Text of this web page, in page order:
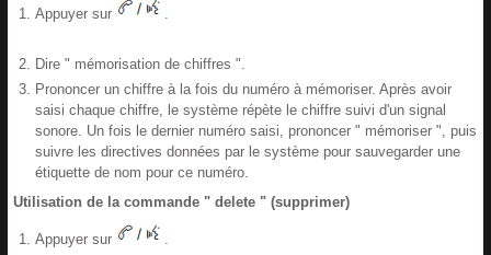
Appuyer sur .
Dire " mémorisation de chiffres ".
Prononcer un chiffre à la fois du numéro à mémoriser. Après avoir
saisi chaque chiffre, le système répète le chiffre suivi d'un signal
sonore. Un fois le dernier numéro saisi, prononcer " mémoriser ", puis
suivre les directives données par le système pour sauvegarder une
étiquette de nom pour ce numéro.
Utilisation de la commande " delete " (supprimer)
Appuyer sur .